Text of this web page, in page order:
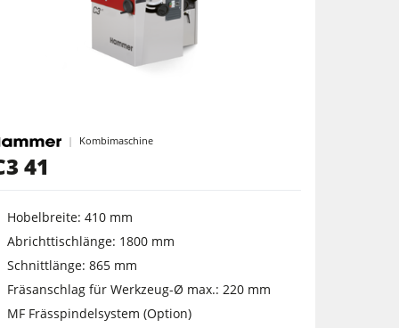
Kombimaschine
41
Hobelbreite: 410 mm
Abrichttischlänge: 1800 mm
Schnittlänge: 865 mm
Fräsanschlag für Werkzeug-Ø max.: 220 mm
MF Frässpindelsystem (Option)